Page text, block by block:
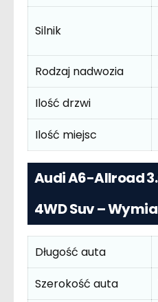
Silnik
Rodzaj nadwozia
Ilość drzwi
Ilość miejsc
Audi A6-Allroad
4WD Suv –
Długość auta
Szerokość auta